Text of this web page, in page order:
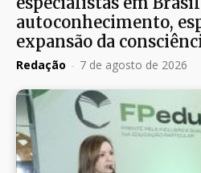
autoconhecimento,
expansão da
Redação - 7 de agosto de 2026